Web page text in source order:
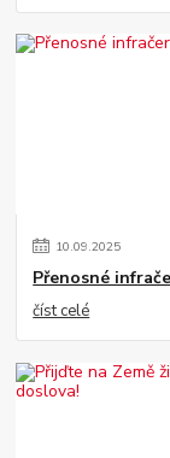
10.09.2025
Přenosné
číst celé